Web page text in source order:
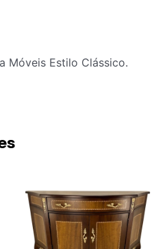
Móveis Estilo Clássico.